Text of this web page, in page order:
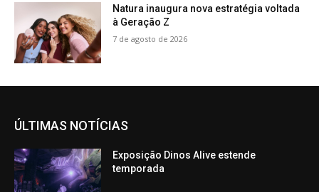
Natura inaugura nova estratégia voltada
à Geração Z
7 de agosto de 2026
ÚLTIMAS NOTÍCIAS
Exposição Dinos Alive estende
temporada